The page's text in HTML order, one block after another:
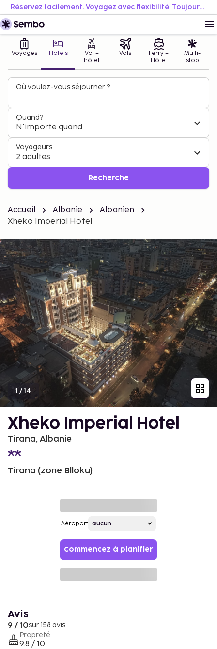
Réservez facilement. Voyagez avec flexibilité. Toujours au meilleur prix.
Voyages Hôtels
Vol +
hôtel
Vols
Ferry +
Hôtel
Multi-
stop
Où voulez-vous séjourner ?
Quand?
N'importe quand
Voyageurs
2 adultes
Recherche
Accueil Albanie
Albanien
Xheko Imperial Hotel
1 /14
Xheko Imperial Hotel
Tirana, Albanie
Tirana (zone Blloku)
Aéroport
Commencez à planifier
Avis
9 / 10sur 158 avis
Propreté
9.8 / 10